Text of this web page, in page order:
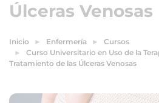
Úlceras Venosas
Inicio Enfermería
Cursos
Curso Universitario en Uso de la
Tratamiento de las Úlceras Venosas